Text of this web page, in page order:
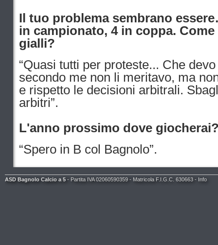
Il tuo problema sembrano
in campionato, 4 in coppa.
gialli?
“Quasi tutti per proteste... Che
secondo me non li meritavo, ma
e rispetto le decisioni arbitrali.
arbitri”.
L'anno prossimo dove
“Spero in B col Bagnolo”.
ASD Bagnolo Calcio a 5 - Partita IVA 02060590359 - Matricola F.I.G.C. 630663 - Info